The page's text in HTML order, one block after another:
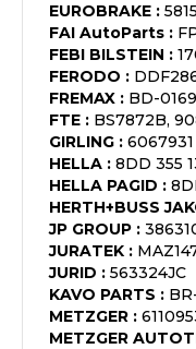
EUROBRAKE :
FAI AutoParts :
FEBI BILSTEIN :
FERODO :
FREMAX : BD-0169
FTE : BS7872B,
GIRLING : 6067931
HELLA : 8DD 355
HELLA PAGID :
HERTH+BUSS
JP GROUP :
JURATEK :
JURID : 563324JC
KAVO PARTS :
METZGER :
METZGER